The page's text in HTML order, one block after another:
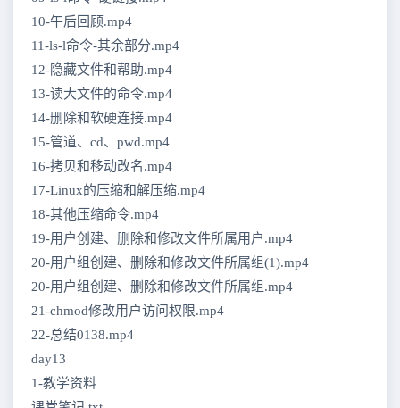
10-午后回顾.mp4
11-ls-l命令-其余部分.mp4
12-隐藏文件和帮助.mp4
13-读大文件的命令.mp4
14-删除和软硬连接.mp4
15-管道、cd、pwd.mp4
16-拷贝和移动改名.mp4
17-Linux的压缩和解压缩.mp4
18-其他压缩命令.mp4
19-用户创建、删除和修改文件所属用户.mp4
20-用户组创建、删除和修改文件所属组(1).mp4
20-用户组创建、删除和修改文件所属组.mp4
21-chmod修改用户访问权限.mp4
22-总结0138.mp4
day13
1-教学资料